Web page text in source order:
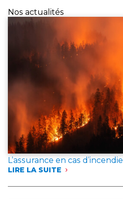
Nos actualités
L’assurance en cas d’incendie
LIRE LA SUITE
: